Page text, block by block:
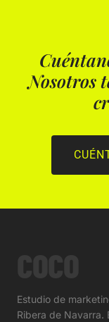
Nosotros
Estudio de
Ribera de Navarra.